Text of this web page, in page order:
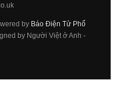
by Báo Điện Tử Phổ
by Người Việt ở Anh -